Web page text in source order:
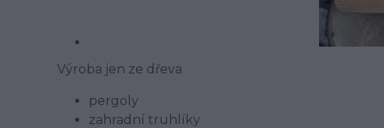
Výroba jen ze dřeva
pergoly
zahradní truhlíky